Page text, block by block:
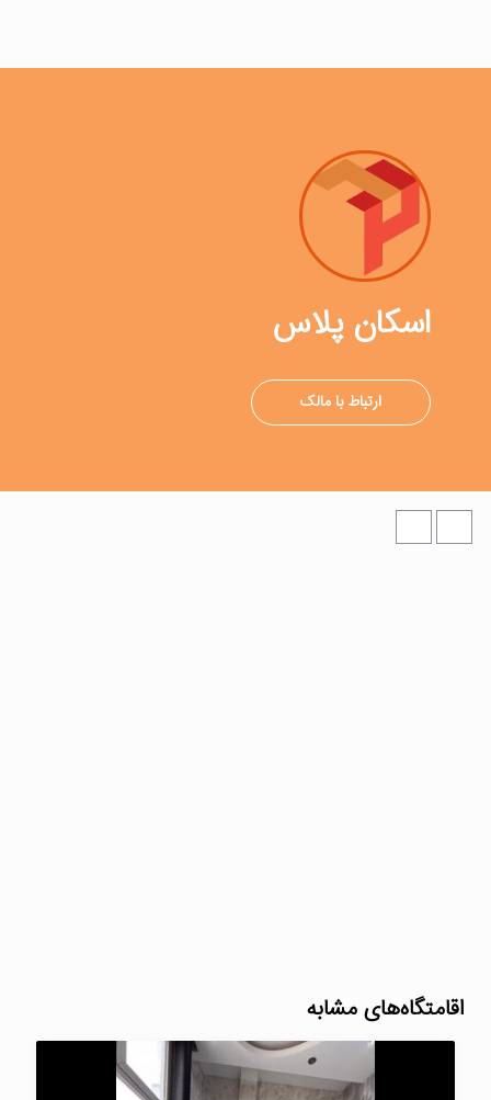
اسکان پلاس
ارتباط با مالک
اقامتگاه‌های مشابه